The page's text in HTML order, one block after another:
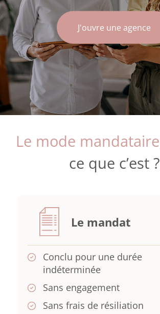
J'ouvre une agence
Le mode mandataire
ce que c’est ?
Le mandat
Conclu pour une durée
indéterminée
Sans engagement
Sans frais de résiliation